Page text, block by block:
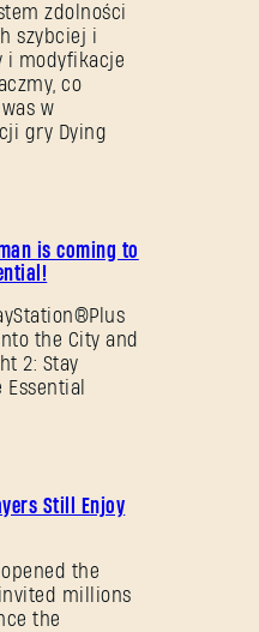
zdolności
szybciej i
i modyfikacje
co
w
gry Dying
is coming to
the City and
2: Stay
Still Enjoy
the
millions
the